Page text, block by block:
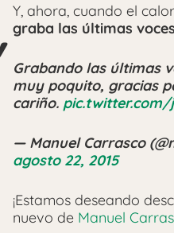
Y, ahora, cuando el
graba las últimas voces
Grabando las últimas
muy poquito, gracias
cariño. pic.twitter.com/
— Manuel Carrasco
agosto 22, 2015
¡Estamos deseando
nuevo de Manuel